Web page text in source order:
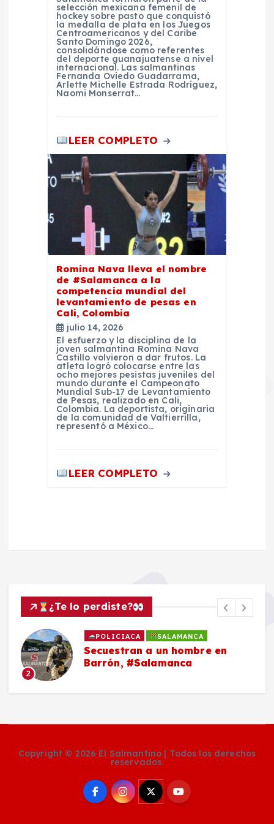
selección mexicana femenil de
hockey sobre pasto que conquistó
la medalla de plata en los Juegos
Centroamericanos y del Caribe
Santo Domingo 2026,
consolidándose como referentes
del deporte guanajuatense a nivel
internacional. Las salmantinas
Fernanda Oviedo Guadarrama,
Arlette Michelle Estrada Rodríguez,
Naomi Monserrat…
LEER COMPLETO
Romina Nava lleva el nombre
de #Salamanca a la
competencia mundial del
levantamiento de pesas en
Cali, Colombia
julio 14, 2026
El esfuerzo y la disciplina de la
joven salmantina Romina Nava
Castillo volvieron a dar frutos. La
atleta logró colocarse entre las
ocho mejores pesistas juveniles del
mundo durante el Campeonato
Mundial Sub-17 de Levantamiento
de Pesas, realizado en Cali,
Colombia. La deportista, originaria
de la comunidad de Valtierrilla,
representó a México…
LEER COMPLETO
¿Te lo perdiste?
2
POLICIACA SALAMANCA
Secuestran a un hombre en
Barrón, #Salamanca
Copyright © 2026 El Salmantino | Todos los derechos
reservados.